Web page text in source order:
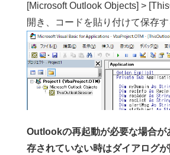
[Microsoft Outlook Objects] >
開き、コードを貼り付けて保存す
Outlookの再起動が必要な場合が
存されていない時はダイアログ